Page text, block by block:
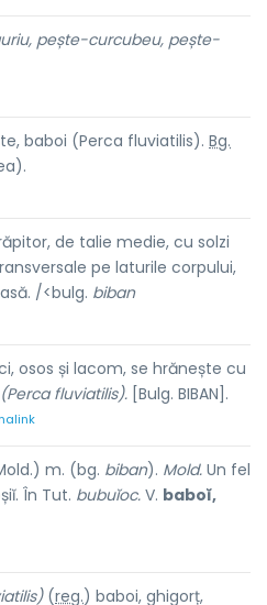
pește-curcubeu, pește-
baboi (Perca fluviatilis). Bg.
de talie medie, cu solzi
pe laturile corpului,
/<bulg. biban
osos și lacom, se hrănește cu
(Perca fluviatilis). [Bulg. BIBAN].
m. (bg. biban). Mold. Un fel
În Tut. bubuĭoc. V. baboĭ,
(reg.) baboi, ghigorț,